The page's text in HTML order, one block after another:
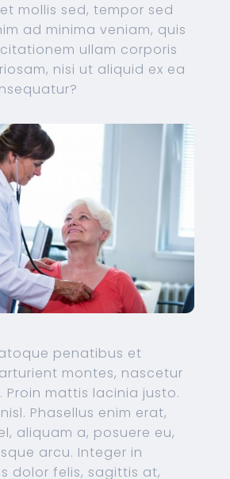
mollis sed, tempor sed
ad minima veniam, quis
ullam corporis
nisi ut aliquid ex ea
penatibus et
montes, nascetur
Proin mattis lacinia justo.
Phasellus enim erat,
aliquam a, posuere eu,
arcu. Integer in
dolor felis, sagittis at,